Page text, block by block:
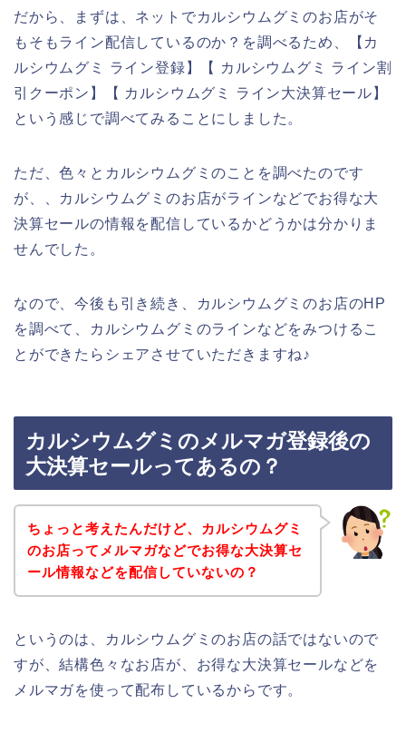
だから、まずは、ネットでカルシウムグミのお店がそ
もそもライン配信しているのか？を調べるため、【カ
ルシウムグミ ライン登録】【 カルシウムグミ ライン割
引クーポン】【 カルシウムグミ ライン大決算セール】
という感じで調べてみることにしました。
ただ、色々とカルシウムグミのことを調べたのです
が、、カルシウムグミのお店がラインなどでお得な大
決算セールの情報を配信しているかどうかは分かりま
せんでした。
なので、今後も引き続き、カルシウムグミのお店のHP
を調べて、カルシウムグミのラインなどをみつけるこ
とができたらシェアさせていただきますね♪
カルシウムグミのメルマガ登録後の
大決算セールってあるの？
ちょっと考えたんだけど、カルシウムグミ
のお店ってメルマガなどでお得な大決算セ
ール情報などを配信していないの？
というのは、カルシウムグミのお店の話ではないので
すが、結構色々なお店が、お得な大決算セールなどを
メルマガを使って配布しているからです。